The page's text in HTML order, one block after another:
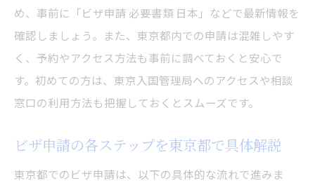
め、事前に「ビザ申請 必要書類 日本」などで最新情報を
確認しましょう。また、東京都内での申請は混雑しやす
く、予約やアクセス方法も事前に調べておくと安心で
す。初めての方は、東京入国管理局へのアクセスや相談
窓口の利用方法も把握しておくとスムーズです。
ビザ申請の各ステップを東京都で具体解説
東京都でのビザ申請は、以下の具体的な流れで進みま